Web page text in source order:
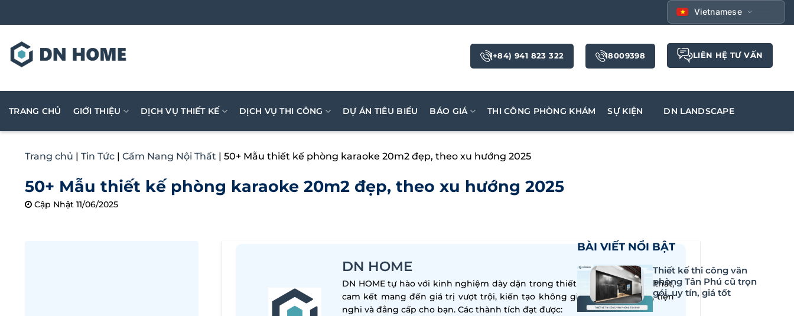
qua
dung
Vietnamese
(+84) 941 823 322 18009398 LIÊN HỆ TƯ VẤN
TRANG CHỦ GIỚI THIỆU DỊCH VỤ THIẾT KẾ DỊCH VỤ THI CÔNG DỰ ÁN TIÊU BIỂU BÁO GIÁ THI CÔNG PHÒNG KHÁM SỰ KIỆN DN LANDSCAPE
Trang chủ | Tin Tức | Cẩm Nang Nội Thất | 50+ Mẫu thiết kế phòng karaoke 20m2 đẹp, theo xu hướng 2025
50+ Mẫu thiết kế phòng karaoke 20m2 đẹp, theo xu hướng 2025
Cập Nhật 11/06/2025
DN HOME
DN HOME tự hào với kinh nghiệm dày dặn trong thiết kế – thi công nội thất,
cam kết mang đến giá trị vượt trội, kiến tạo không gian sống hiện đại, tiện
nghi và đẳng cấp cho bạn. Các thành tích đạt được:
BÀI VIẾT NỔI BẬT
Thiết kế thi công văn
phòng Tân Phú cũ trọn
gói, uy tín, giá tốt